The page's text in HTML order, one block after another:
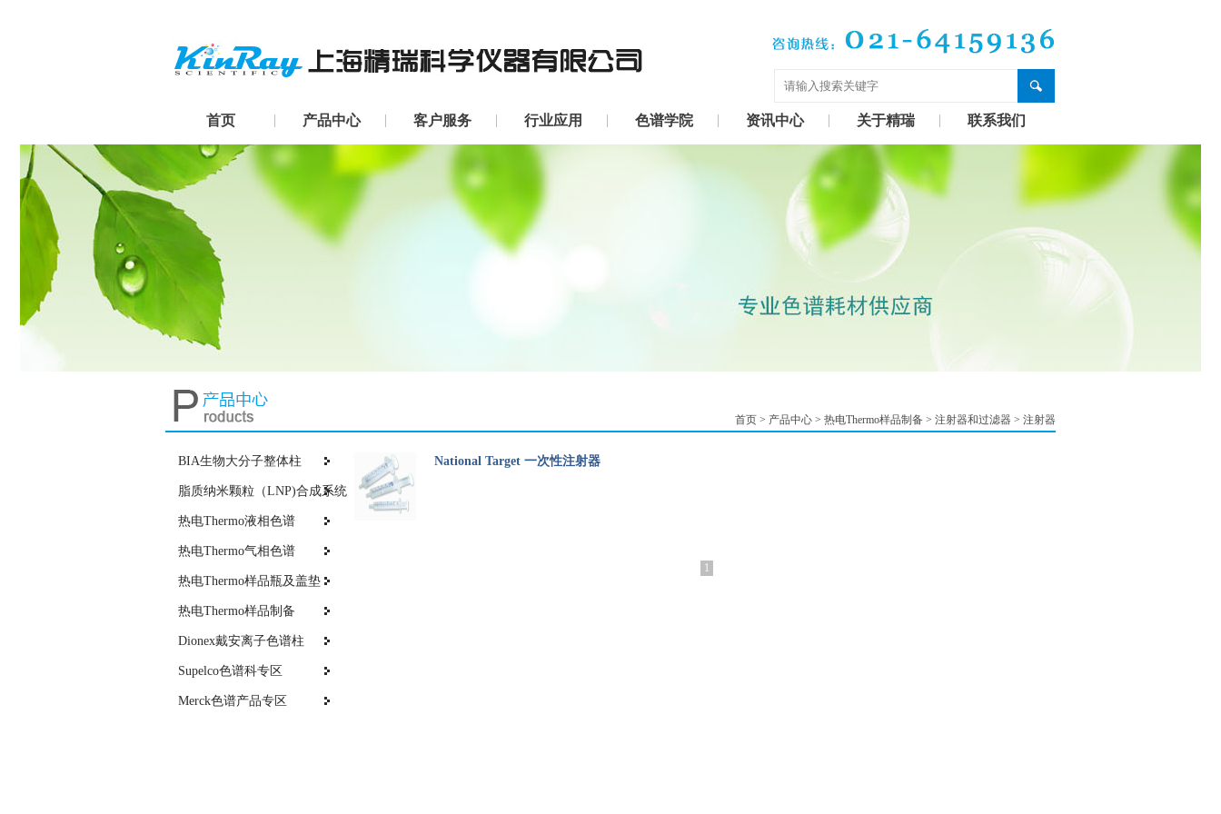
首页 产品中心 客户服务 行业应用 色谱学院 资讯中心 关于精瑞 联系我们
首页 > 产品中心 > 热电Thermo样品制备 > 注射器和过滤器 > 注射器
BIA生物大分子整体柱
脂质纳米颗粒（LNP)合成系统
热电Thermo液相色谱
热电Thermo气相色谱
热电Thermo样品瓶及盖垫
热电Thermo样品制备
Dionex戴安离子色谱柱
Supelco色谱科专区
Merck色谱产品专区
National Target 一次性注射器
1